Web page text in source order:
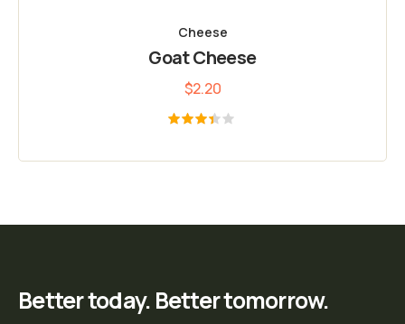
Cheese
Goat Cheese
$2.20
out of
Better today. Better tomorrow.